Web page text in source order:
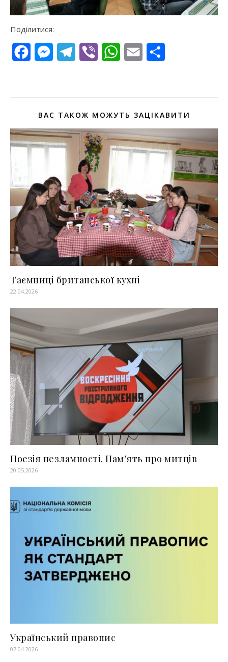
Поділитися:
FacebookMessengerTelegram
Viber WhatsApp
Email
ВАС ТАКОЖ МОЖУТЬ ЗАЦІКАВИТИ
Таємниці британської кухні
22.04.2026
Поезія незламності. Пам’ять про митців
20.05.2026
Український правопис
07.04.2026